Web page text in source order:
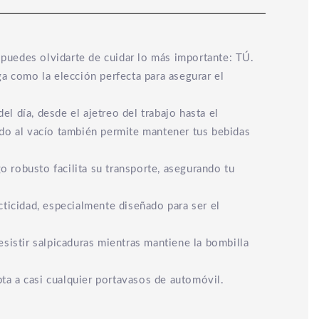
olvidarte de cuidar lo más importante: TÚ.
la elección perfecta para asegurar el
día, desde el ajetreo del trabajo hasta el
al vacío también permite mantener tus bebidas
robusto facilita su transporte, asegurando tu
especialmente diseñado para ser el
salpicaduras mientras mantiene la bombilla
a casi cualquier portavasos de automóvil.